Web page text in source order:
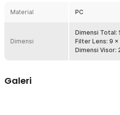
perlindungan menyeluruh, pekerja
Layar kaca pelindung helm
secara otomatis menyesuaikan
hasil kerja yang presisi.
Material PC
Dimensi
Dimensi Total:
Filter Lens: 9 x
Dimensi Visor:
Galeri